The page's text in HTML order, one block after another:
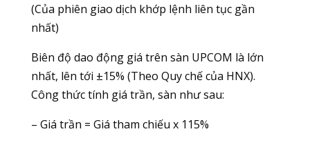
(Của phiên giao dịch khớp lệnh liên tục gần
nhất)
Biên độ dao động giá trên sàn UPCOM là lớn
nhất, lên tới ±15% (Theo Quy chế của HNX).
Công thức tính giá trần, sàn như sau:
– Giá trần = Giá tham chiếu x 115%